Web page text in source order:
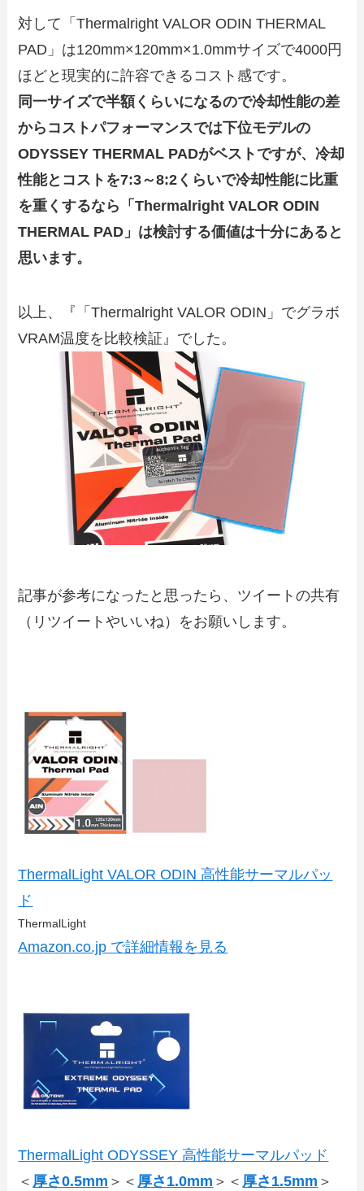
対して「Thermalright VALOR ODIN THERMAL
PAD」は120mm×120mm×1.0mmサイズで4000円
ほどと現実的に許容できるコスト感です。
同一サイズで半額くらいになるので冷却性能の差
からコストパフォーマンスでは下位モデルの
ODYSSEY THERMAL PADがベストですが、冷却
性能とコストを7:3～8:2くらいで冷却性能に比重
を重くするなら「Thermalright VALOR ODIN
THERMAL PAD」は検討する価値は十分にあると
思います。
以上、『「Thermalright VALOR ODIN」でグラボ
VRAM温度を比較検証』でした。
記事が参考になったと思ったら、ツイートの共有
（リツイートやいいね）をお願いします。
ThermalLight VALOR ODIN 高性能サーマルパッ
ド
ThermalLight
Amazon.co.jp で詳細情報を見る
ThermalLight ODYSSEY 高性能サーマルパッド
＜ 厚さ0.5mm ＞＜ 厚さ1.0mm ＞＜ 厚さ1.5mm ＞